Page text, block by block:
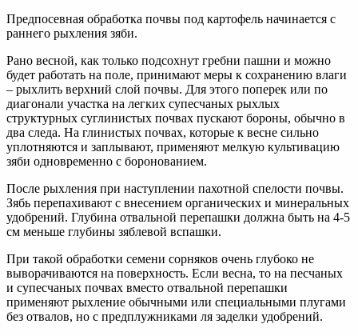
Предпосевная обработка почвы под картофель начинается с
раннего рыхления зяби.
Рано весной, как только подсохнут гребни пашни и можно
будет работать на поле, принимают меры к сохранению влаги
– рыхлить верхний слой почвы. Для этого поперек или по
диагонали участка на легких супесчаных рыхлых
структурных суглинистых почвах пускают бороны, обычно в
два следа. На глинистых почвах, которые к весне сильно
уплотняются и заплывают, применяют мелкую культивацию
зяби одновременно с боронованием.
После рыхления при наступлении пахотной спелости почвы.
Зябь перепахивают с внесением органических и минеральных
удобрений. Глубина отвальной перепашки должна быть на 4-5
см меньше глубины зяблевой вспашки.
При такой обработки семени сорняков очень глубоко не
выворачиваются на поверхность. Если весна, то на песчаных
и супесчаных почвах вместо отвальной перепашки
применяют рыхление обычными или специальными плугами
без отвалов, но с предплужниками ля заделки удобрений.